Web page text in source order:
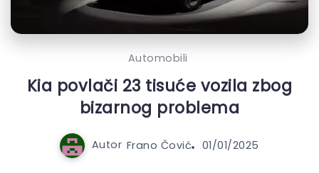
Automobili
Kia povlači 23 tisuće vozila zbog
bizarnog problema
Autor Frano Čović 01/01/2025